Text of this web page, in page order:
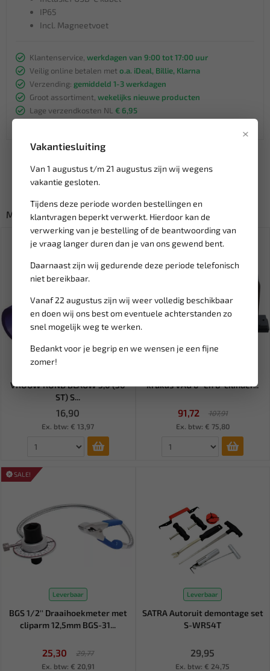
×
Vakantiesluiting
Van 1 augustus t/m 21 augustus zijn wij wegens
vakantie gesloten.
Tijdens deze periode worden bestellingen en
klantvragen beperkt verwerkt. Hierdoor kan de
verwerking van je bestelling of de beantwoording van
je vraag langer duren dan je van ons gewend bent.
Daarnaast zijn wij gedurende deze periode telefonisch
niet bereikbaar.
Vanaf 22 augustus zijn wij weer volledig beschikbaar
en doen wij ons best om eventuele achterstanden zo
snel mogelijk weg te werken.
Bedankt voor je begrip en we wensen je een fijne
zomer!
IP65
Incl. Magneetvoet
Klantenservice, werkdagen van 9:00 tot 17:00 uur
Veilig online betalen met o.a. iDeal, Billie, Klarna
Verzending: gemiddeld 1-3 werkdagen
Groot assortiment, wekelijks nieuwe producten
Lage verzendkosten NL € 6,95
Misschien ook interessant:
Leverbaar
VROUW ROND BLAUW 5,0 (50
ST) S...
16,90
Ex. btw: € 13,97
SALE!
Leverbaar
krukas VAG 6- en 8-cilinder...
91,72
107,91
Ex. btw: € 75,80
SALE!
Leverbaar
BGS 1/2'' Draaihoekmeter met
cliparm 12,5mm BGS-31...
25,30
29,77
Ex. btw: € 20,91
Leverbaar
SATRA Autoruit demontage set
S-WR54T
29,95
Ex. btw: € 24,75